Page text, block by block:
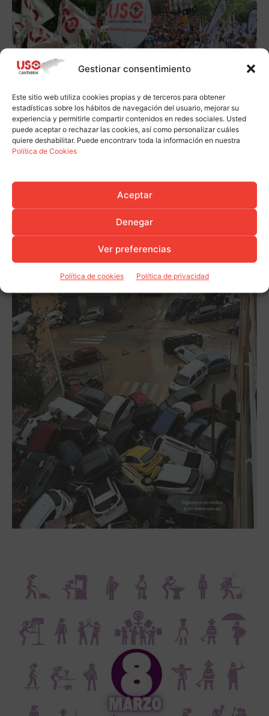
Gestionar consentimiento
Este sitio web utiliza cookies propias y de terceros para obtener
estadísticas sobre los hábitos de navegación del usuario, mejorar su
experiencia y permitirle compartir contenidos en redes sociales. Usted
puede aceptar o rechazar las cookies, así como personalizar cuáles
quiere deshabilitar. Puede encontrarv toda la información en nuestra
Política de Cookies
Aceptar
Denegar
Ver preferencias
Política de cookies Política de privacidad